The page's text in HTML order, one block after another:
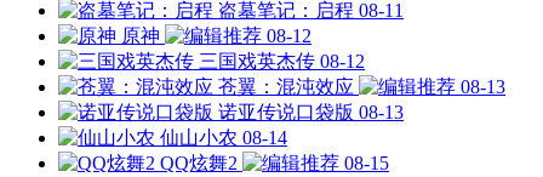
盗墓笔记：启程 08-11
原神
08-12
三国戏英杰传 08-12
苍翼：混沌效应
08-13
诺亚传说口袋版 08-13
仙山小农 08-14
QQ炫舞2
08-15